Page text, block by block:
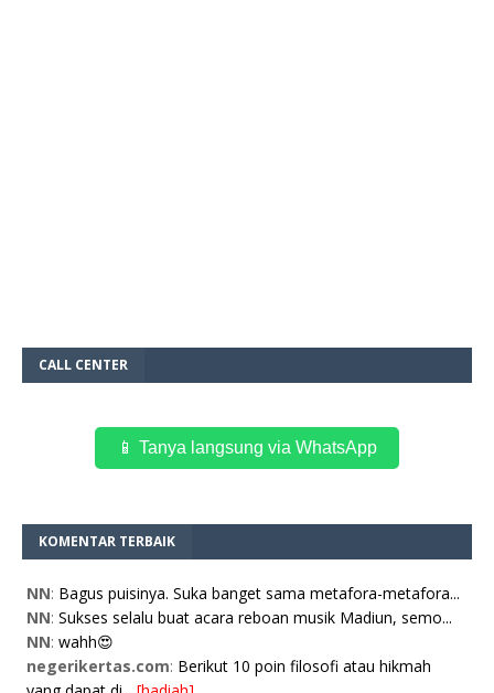
CALL CENTER
📱 Tanya langsung via WhatsApp
KOMENTAR TERBAIK
NN: Bagus puisinya. Suka banget sama metafora-metafora...
NN: Sukses selalu buat acara reboan musik Madiun, semo...
NN: wahh😍
negerikertas.com: Berikut 10 poin filosofi atau hikmah